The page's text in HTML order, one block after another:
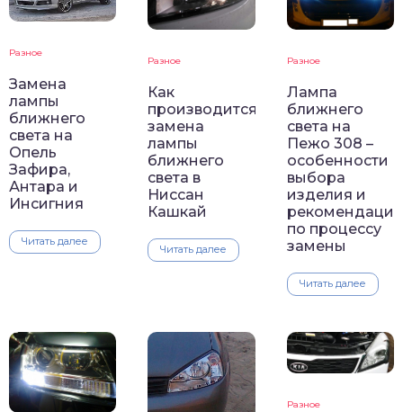
Разное
Замена
лампы
ближнего
света на
Опель
Зафира,
Антара и
Инсигния
Читать далее
Разное
Как
производится
замена
лампы
ближнего
света в
Ниссан
Кашкай
Читать далее
Разное
Лампа
ближнего
света на
Пежо 308 –
особенности
выбора
изделия и
рекомендации
по процессу
замены
Читать далее
Разное